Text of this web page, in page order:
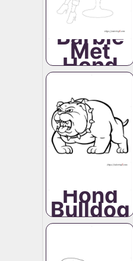
Barbie
Met
Hond
Hond
Bulldog